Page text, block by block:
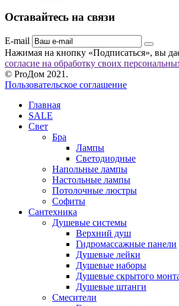
Оставайтесь на связи
E-mail
Нажимая на кнопку «Подписаться», вы
согласие на обработку своих
© ProДом 2021.
Пользовательское соглашение
Главная
SALE
Свет
Бра
Лампы
Светодиодные
Напольные лампы
Настольные лампы
Потолочные люстры
Софиты
Сантехника
Душевые системы
Верхний душ
Гидромассажные панели
Душевые лейки
Душевые наборы
Душевые скрытого
Душевые штанги
Смесители